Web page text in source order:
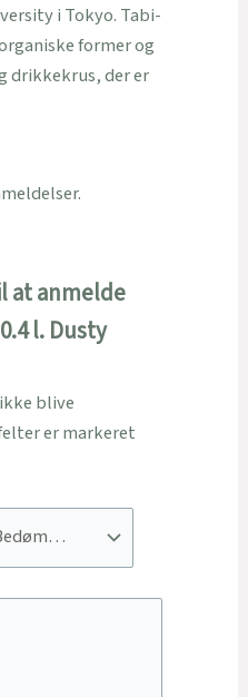
i Tokyo. Tabi-
former og
drikkekrus, der er
at anmelde
l. Dusty
blive
er markeret